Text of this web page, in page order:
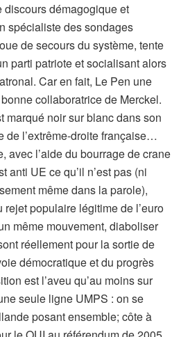
démagogique et
spécialiste des sondages
de secours du système, tente
parti patriote et socialisant alors
Car en fait, Le Pen une
collaboratrice de Merckel.
marqué noir sur blanc dans son
de l’extrême-droite française…
avec l’aide du bourrage de crane
anti UE ce qu’il n’est pas (ni
même dans la parole),
populaire légitime de l’euro
même mouvement, diaboliser
réellement pour la sortie de
démocratique et du progrès
est l’aveu qu’au moins sur
seule ligne UMPS : on se
posant ensemble; côte à